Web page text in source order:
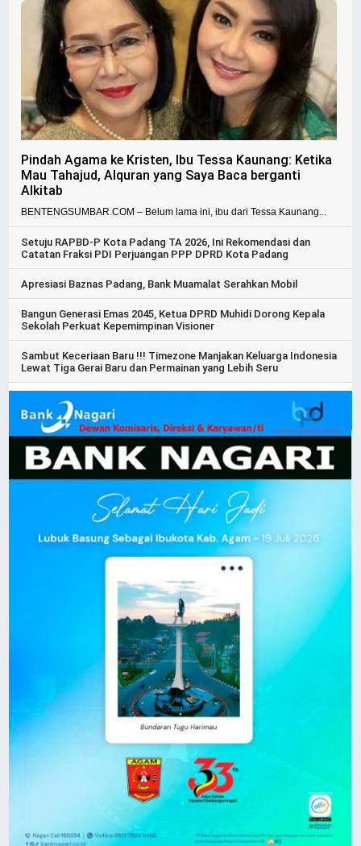
Pindah Agama ke Kristen, Ibu Tessa Kaunang: Ketika
Mau Tahajud, Alquran yang Saya Baca berganti
Alkitab
BENTENGSUMBAR.COM – Belum lama ini, ibu dari Tessa Kaunang...
Setuju RAPBD-P Kota Padang TA 2026, Ini Rekomendasi dan
Catatan Fraksi PDI Perjuangan PPP DPRD Kota Padang
Apresiasi Baznas Padang, Bank Muamalat Serahkan Mobil
Bangun Generasi Emas 2045, Ketua DPRD Muhidi Dorong Kepala
Sekolah Perkuat Kepemimpinan Visioner
Sambut Keceriaan Baru !!! Timezone Manjakan Keluarga Indonesia
Lewat Tiga Gerai Baru dan Permainan yang Lebih Seru